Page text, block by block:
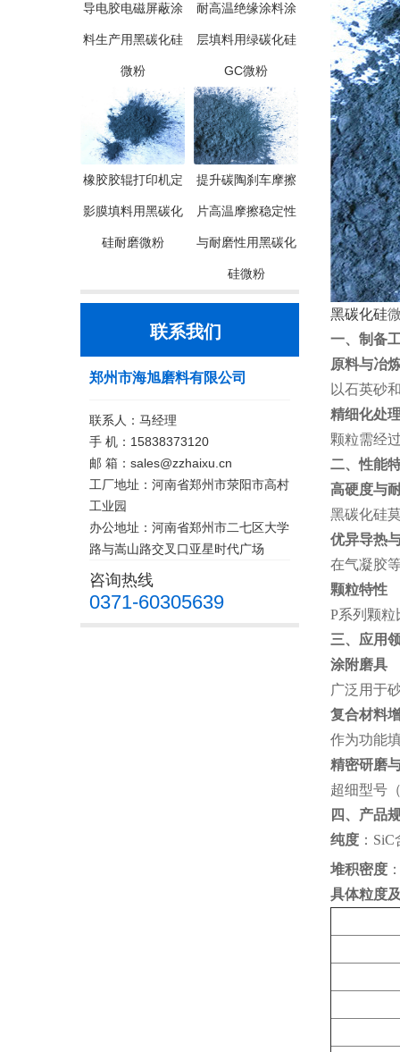
导电胶电磁屏蔽涂
料生产用黑碳化硅
微粉
耐高温绝缘涂料涂
层填料用绿碳化硅
GC微粉
橡胶胶辊打印机定
影膜填料用黑碳化
硅耐磨微粉
提升碳陶刹车摩擦
片高温摩擦稳定性
与耐磨性用黑碳化
硅微粉
联系我们
郑州市海旭磨料有限公司
联系人：马经理
手 机：15838373120
邮 箱：sales@zzhaixu.cn
工厂地址：河南省郑州市荥阳市高村
工业园
办公地址：河南省郑州市二七区大学
路与嵩山路交叉口亚星时代广场
咨询热线
0371-60305639
黑碳化硅
一、制备
原料与冶
以石英砂
精细化处
颗粒需经
二、性能
高硬度与
黑碳化硅
优异导热
在气凝胶
颗粒特性
P系列颗
三、应用
涂附磨具
广泛用于
复合材料
作为功能
精密研磨
超细型号
四、产品
纯度 ：
堆积密度
具体粒度